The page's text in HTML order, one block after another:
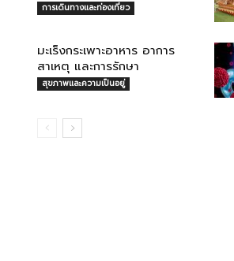
การเดินทางและท่องเที่ยว
มะเร็งกระเพาะอาหาร อาการ
สาเหตุ และการรักษา
สุขภาพและความเป็นอยู่